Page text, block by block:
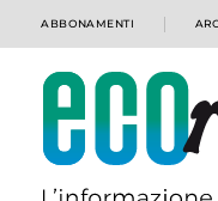
ABBONAMENTI